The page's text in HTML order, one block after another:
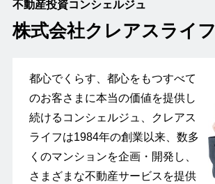
不動産投資コンシェルジュ
株式会社クレアスライフ
都心でくらす、都心をもつすべて
のお客さまに本当の価値を提供し
続けるコンシェルジュ、クレアス
ライフは1984年の創業以来、数多
くのマンションを企画・開発し、
さまざまな不動産サービスを提供